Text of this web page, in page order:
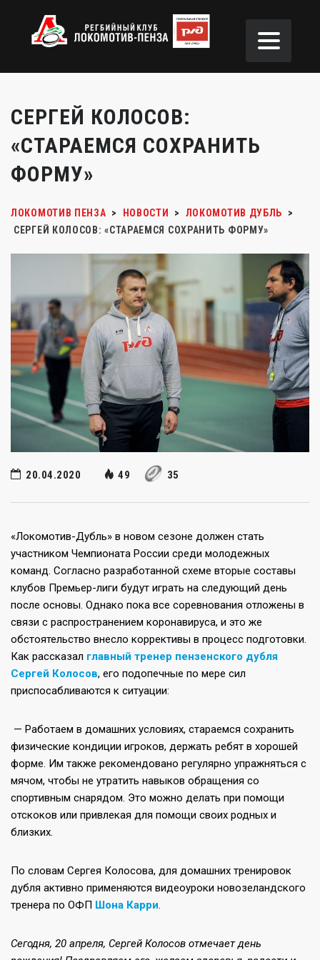
СЕРГЕЙ КОЛОСОВ:
«СТАРАЕМСЯ СОХРАНИТЬ
ФОРМУ»
ЛОКОМОТИВ ПЕНЗА > НОВОСТИ > ЛОКОМОТИВ ДУБЛЬ
>
СЕРГЕЙ КОЛОСОВ: «СТАРАЕМСЯ СОХРАНИТЬ ФОРМУ»
20.04.2020 49 35
«Локомотив-Дубль» в новом сезоне должен стать
участником Чемпионата России среди молодежных
команд. Согласно разработанной схеме вторые составы
клубов Премьер-лиги будут играть на следующий день
после основы. Однако пока все соревнования отложены в
связи с распространением коронавируса, и это же
обстоятельство внесло коррективы в процесс подготовки.
Как рассказал главный тренер пензенского дубля
Сергей Колосов, его подопечные по мере сил
приспосабливаются к ситуации:
— Работаем в домашних условиях, стараемся сохранить
физические кондиции игроков, держать ребят в хорошей
форме. Им также рекомендовано регулярно упражняться с
мячом, чтобы не утратить навыков обращения со
спортивным снарядом. Это можно делать при помощи
отскоков или привлекая для помощи своих родных и
близких.
По словам Сергея Колосова, для домашних тренировок
дубля активно применяются видеоуроки новозеландского
тренера по ОФП Шона Карри.
Сегодня, 20 апреля, Сергей Колосов отмечает день